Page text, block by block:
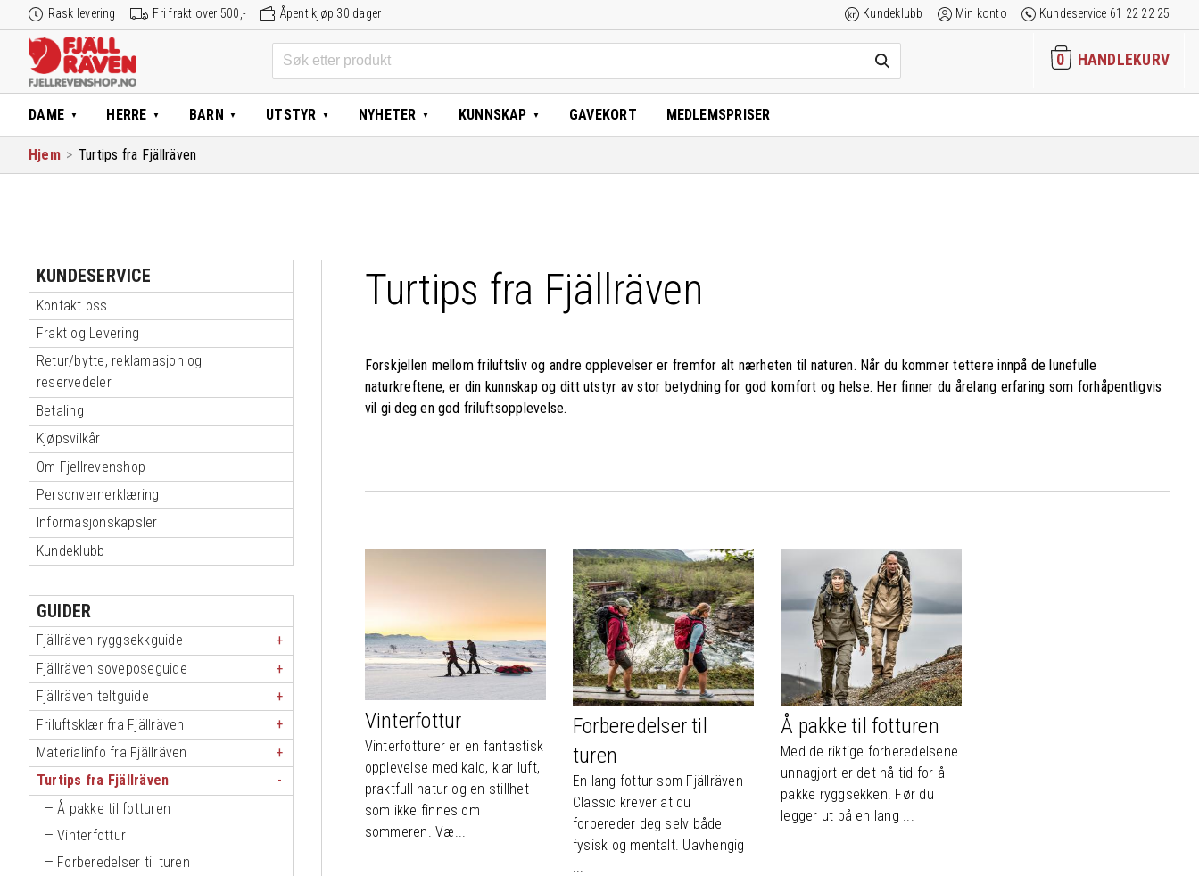
Hopp
til
innhold
Rask levering Fri frakt over 500,- Åpent kjøp 30 dager Kundeklubb Min konto Kundeservice 61 22 22 25
Søk
etter:
0 HANDLEKURV
DAME HERRE BARN UTSTYR NYHETER KUNNSKAP GAVEKORT MEDLEMSPRISER
Hjem > Turtips fra Fjällräven
Turtips fra Fjällräven
Forskjellen mellom friluftsliv og andre opplevelser er fremfor alt nærheten til naturen. Når du kommer tettere innpå de lunefulle
naturkreftene, er din kunnskap og ditt utstyr av stor betydning for god komfort og helse. Her finner du årelang erfaring som forhåpentligvis
vil gi deg en god friluftsopplevelse.
Vinterfottur
Vinterfotturer er en fantastisk
opplevelse med kald, klar luft,
praktfull natur og en stillhet
som ikke finnes om
sommeren. Væ...
Forberedelser til
turen
En lang fottur som Fjällräven
Classic krever at du
forbereder deg selv både
fysisk og mentalt. Uavhengig
...
Å pakke til fotturen
Med de riktige forberedelsene
unnagjort er det nå tid for å
pakke ryggsekken. Før du
legger ut på en lang ...
KUNDESERVICE
Kontakt oss
Frakt og Levering
Retur/bytte, reklamasjon og
reservedeler
Betaling
Kjøpsvilkår
Om Fjellrevenshop
Personvernerklæring
Informasjonskapsler
Kundeklubb
GUIDER
Fjällräven ryggsekkguide
Fjällräven soveposeguide
Fjällräven teltguide
Friluftsklær fra Fjällräven
Materialinfo fra Fjällräven
Turtips fra Fjällräven
Å pakke til fotturen
Vinterfottur
Forberedelser til turen